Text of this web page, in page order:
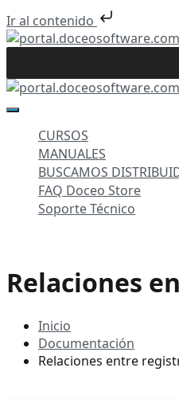
Ir al contenido
Saltar
portal.doceosoftware.com
CURSOS
MANUALES
BUSCAMOS
FAQ Doceo Store
Soporte Técnico
Relaciones
Inicio
Documentación
Relaciones entre